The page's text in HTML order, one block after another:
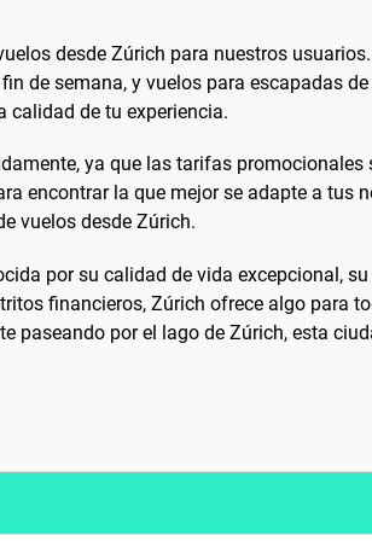
desde Zúrich para nuestros
de semana, y vuelos para escapadas
calidad de tu experiencia.
ya que las tarifas
encontrar la que mejor se adapte a tus
vuelos desde Zúrich.
por su calidad de vida excepcional,
financieros, Zúrich ofrece algo para
por el lago de Zúrich, esta